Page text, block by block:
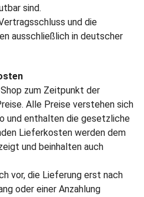
sind.
und die
ausschließlich in deutscher
zum Zeitpunkt der
Alle Preise verstehen sich
und enthalten die gesetzliche
Lieferkosten werden dem
und beinhalten auch
vor, die Lieferung erst nach
oder einer Anzahlung